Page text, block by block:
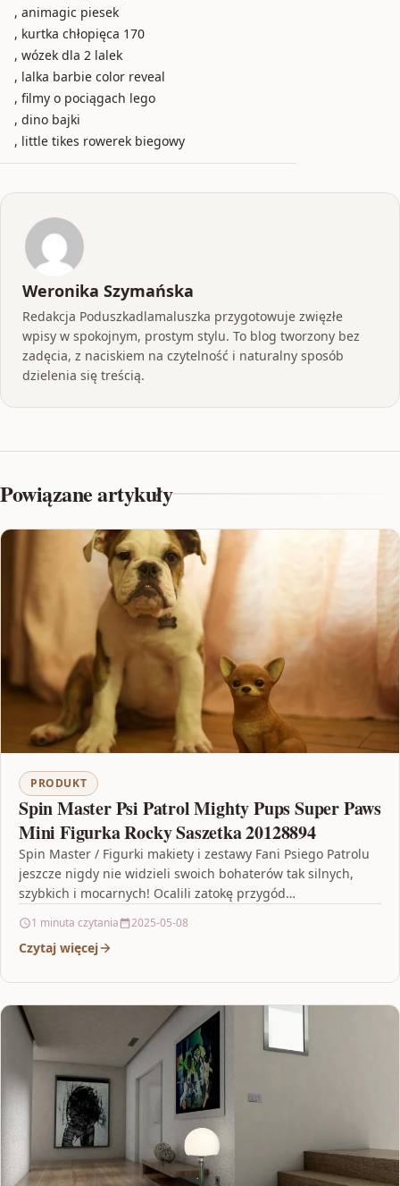
, animagic piesek
, kurtka chłopięca 170
, wózek dla 2 lalek
, lalka barbie color reveal
, filmy o pociągach lego
, dino bajki
, little tikes rowerek biegowy
Weronika Szymańska
Redakcja Poduszkadlamaluszka przygotowuje zwięzłe
wpisy w spokojnym, prostym stylu. To blog tworzony bez
zadęcia, z naciskiem na czytelność i naturalny sposób
dzielenia się treścią.
Powiązane artykuły
PRODUKT
Spin Master Psi Patrol Mighty Pups Super Paws
Mini Figurka Rocky Saszetka 20128894
Spin Master / Figurki makiety i zestawy Fani Psiego Patrolu
jeszcze nigdy nie widzieli swoich bohaterów tak silnych,
szybkich i mocarnych! Ocalili zatokę przygód…
1 minuta czytania 2025-05-08
Czytaj więcej